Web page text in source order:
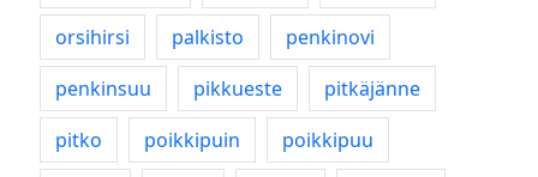
orsihirsi
palkisto
penkinovi
penkinsuu
pikkueste
pitkäjänne
pitko
poikkipuin
poikkipuu